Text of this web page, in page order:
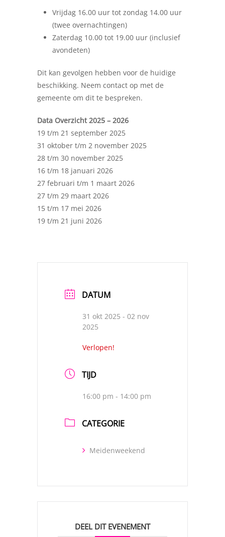
Vrijdag 16.00 uur tot zondag 14.00 uur
(twee overnachtingen)
Zaterdag 10.00 tot 19.00 uur (inclusief
avondeten)
Dit kan gevolgen hebben voor de huidige
beschikking. Neem contact op met de
gemeente om dit te bespreken.
Data Overzicht 2025 – 2026
19 t/m 21 september 2025
31 oktober t/m 2 november 2025
28 t/m 30 november 2025
16 t/m 18 januari 2026
27 februari t/m 1 maart 2026
27 t/m 29 maart 2026
15 t/m 17 mei 2026
19 t/m 21 juni 2026
DATUM
31 okt 2025 - 02 nov
2025
Verlopen!
TIJD
16:00 pm - 14:00 pm
CATEGORIE
Meidenweekend
DEEL DIT EVENEMENT